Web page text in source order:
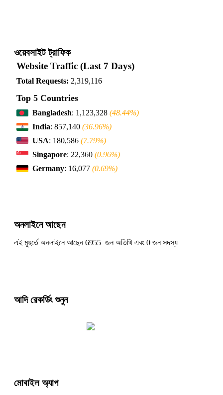
ওয়েবসাইট ট্রাফিক
Website Traffic (Last 7 Days)
Total Requests: 2,319,116
Top 5 Countries
Bangladesh: 1,123,328 (48.44%)
India: 857,140 (36.96%)
USA: 180,586 (7.79%)
Singapore: 22,360 (0.96%)
Germany: 16,077 (0.69%)
অনলাইনে আছেন
এই মুহুর্তে অনলাইনে আছেন 6955 জন অতিথি এবং 0 জন সদস্য
আদি রেকর্ডিং শুনুন
মোবাইল অ্যাপ